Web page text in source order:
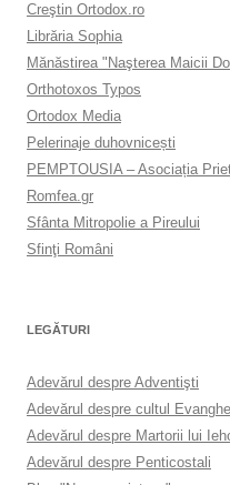
Creştin Ortodox.ro
Librăria Sophia
Mănăstirea "Naşterea Maicii
Orthotoxos Typos
Ortodox Media
Pelerinaje duhovnicești
PEMPTOUSIA – Asociația
Romfea.gr
Sfânta Mitropolie a Pireului
Sfinţi Români
LEGĂTURI
Adevărul despre Adventişti
Adevărul despre cultul
Adevărul despre Martorii lui
Adevărul despre Penticostali